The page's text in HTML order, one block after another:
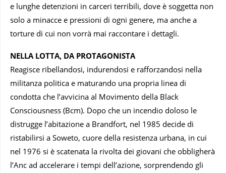
e lunghe detenzioni in carceri terribili, dove è soggetta non
solo a minacce e pressioni di ogni genere, ma anche a
torture di cui non vorrà mai raccontare i dettagli.
NELLA LOTTA, DA PROTAGONISTA
Reagisce ribellandosi, indurendosi e rafforzandosi nella
militanza politica e maturando una propria linea di
condotta che l’avvicina al Movimento della Black
Consciousness (Bcm). Dopo che un incendio doloso le
distrugge l’abitazione a Brandfort, nel 1985 decide di
ristabilirsi a Soweto, cuore della resistenza urbana, in cui
nel 1976 si è scatenata la rivolta dei giovani che obbligherà
l’Anc ad accelerare i tempi dell’azione, sorprendendo gli